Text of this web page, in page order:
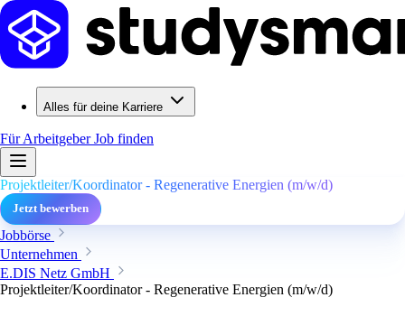
Alles für deine Karriere
Für ArbeitgeberJob finden
Projektleiter/Koordinator - Regenerative Energien (m/w/d)
Jetzt bewerben
Jobbörse
Unternehmen
E.DIS Netz GmbH
Projektleiter/Koordinator - Regenerative Energien (m/w/d)